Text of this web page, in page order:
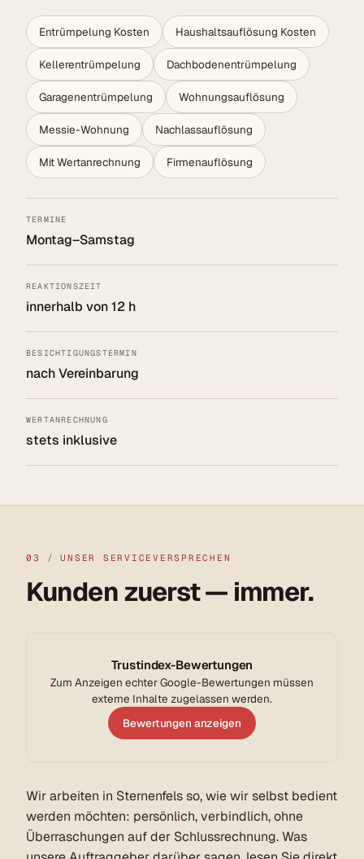
Entrümpelung Kosten Haushaltsauflösung Kosten
Kellerentrümpelung Dachbodenentrümpelung
Garagenentrümpelung Wohnungsauflösung
Messie-Wohnung Nachlassauflösung
Mit Wertanrechnung Firmenauflösung
TERMINE
Montag–Samstag
REAKTIONSZEIT
innerhalb von 12 h
BESICHTIGUNGSTERMIN
nach Vereinbarung
WERTANRECHNUNG
stets inklusive
03 / UNSER SERVICEVERSPRECHEN
Kunden zuerst — immer.
Trustindex-Bewertungen
Zum Anzeigen echter Google-Bewertungen müssen
externe Inhalte zugelassen werden.
Bewertungen anzeigen
Wir arbeiten in Sternenfels so, wie wir selbst bedient
werden möchten: persönlich, verbindlich, ohne
Überraschungen auf der Schlussrechnung. Was